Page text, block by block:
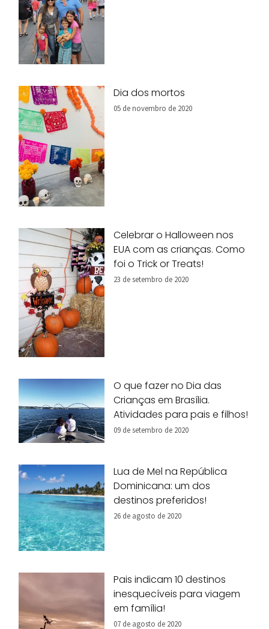
Dia dos mortos
05 de novembro de 2020
Celebrar o Halloween nos
EUA com as crianças. Como
foi o Trick or Treats!
23 de setembro de 2020
O que fazer no Dia das
Crianças em Brasília.
Atividades para pais e filhos!
09 de setembro de 2020
Lua de Mel na República
Dominicana: um dos
destinos preferidos!
26 de agosto de 2020
Pais indicam 10 destinos
inesquecíveis para viagem
em família!
07 de agosto de 2020